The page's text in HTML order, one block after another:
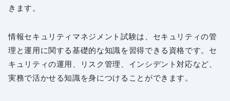
きます。
情報セキュリティマネジメント試験は、セキュリティの管
理と運用に関する基礎的な知識を習得できる資格です。セ
キュリティの運用、リスク管理、インシデント対応など、
実務で活かせる知識を身につけることができます。